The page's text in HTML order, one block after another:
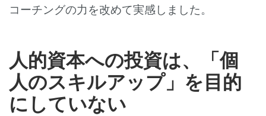
コーチングの力を改めて実感しました。
人的資本への投資は、「個
人のスキルアップ」を目的
にしていない